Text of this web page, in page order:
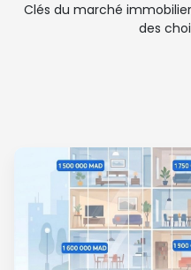
Clés du marché
des